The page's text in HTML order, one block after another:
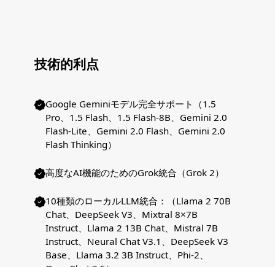
技術的利点
Google Geminiモデル完全サポート（1.5
Pro、1.5 Flash、1.5 Flash-8B、Gemini 2.0
Flash-Lite、Gemini 2.0 Flash、Gemini 2.0
Flash Thinking）
高度なAI機能のためのGrok統合（Grok 2）
10種類のローカルLLM統合：（Llama 2 70B
Chat、DeepSeek V3、Mixtral 8×7B
Instruct、Llama 2 13B Chat、Mistral 7B
Instruct、Neural Chat V3.1、DeepSeek V3
Base、Llama 3.2 3B Instruct、Phi-2、